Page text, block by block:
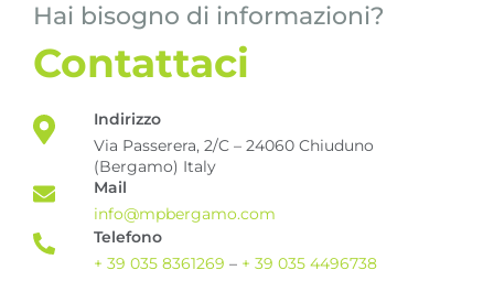
Hai bisogno di informazioni?
Contattaci
Indirizzo
Via Passerera, 2/C – 24060 Chiuduno
(Bergamo) Italy
Mail
info@mpbergamo.com
Telefono
+ 39 035 8361269 – + 39 035 4496738